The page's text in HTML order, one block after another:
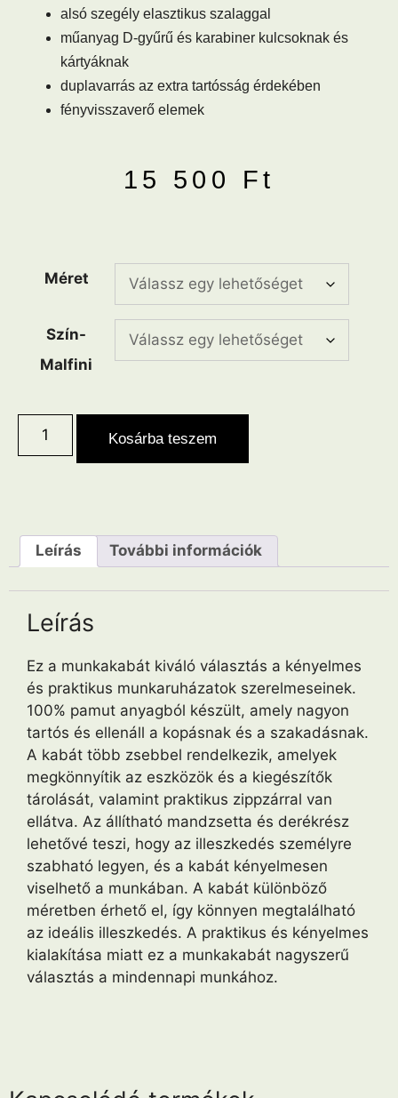
alsó szegély elasztikus szalaggal
műanyag D-gyűrű és karabiner kulcsoknak és
kártyáknak
duplavarrás az extra tartósság érdekében
fényvisszaverő elemek
15 500 Ft
Méret
Szín-
Malfini
Kosárba teszem
Leírás További információk
Leírás
Ez a munkakabát kiváló választás a kényelmes
és praktikus munkaruházatok szerelmeseinek.
100% pamut anyagból készült, amely nagyon
tartós és ellenáll a kopásnak és a szakadásnak.
A kabát több zsebbel rendelkezik, amelyek
megkönnyítik az eszközök és a kiegészítők
tárolását, valamint praktikus zippzárral van
ellátva. Az állítható mandzsetta és derékrész
lehetővé teszi, hogy az illeszkedés személyre
szabható legyen, és a kabát kényelmesen
viselhető a munkában. A kabát különböző
méretben érhető el, így könnyen megtalálható
az ideális illeszkedés. A praktikus és kényelmes
kialakítása miatt ez a munkakabát nagyszerű
választás a mindennapi munkához.